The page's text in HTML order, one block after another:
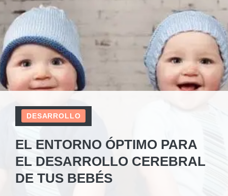
DESARROLLO
EL ENTORNO ÓPTIMO PARA
EL DESARROLLO CEREBRAL
DE TUS BEBÉS